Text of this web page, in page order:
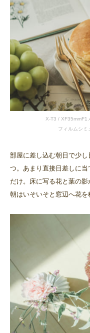
X-T3 /
フィルムシミ
部屋に差し込む朝日で少
つ。あまり直接日差しに
だけ。床に写る花と葉の
朝はいそいそと窓辺へ花を